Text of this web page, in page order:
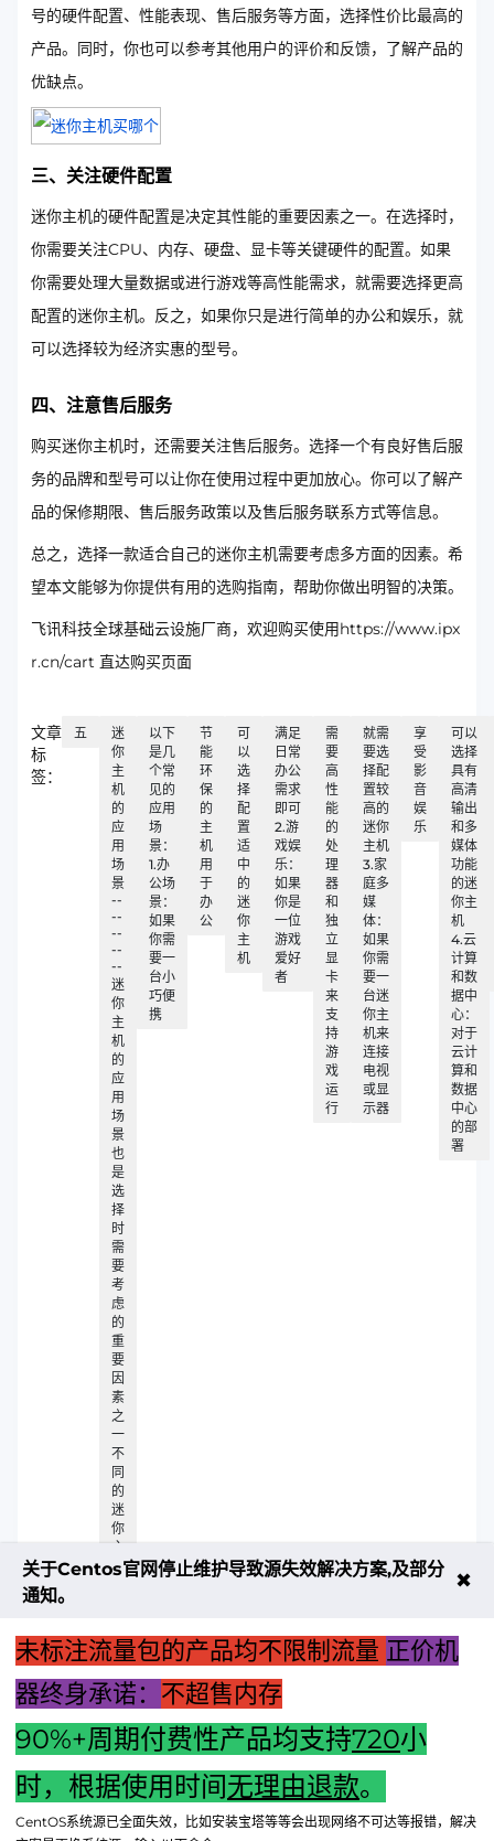
号的硬件配置、性能表现、售后服务等方面，选择性价比最高的
产品。同时，你也可以参考其他用户的评价和反馈，了解产品的
优缺点。
三、关注硬件配置
迷你主机的硬件配置是决定其性能的重要因素之一。在选择时，
你需要关注CPU、内存、硬盘、显卡等关键硬件的配置。如果
你需要处理大量数据或进行游戏等高性能需求，就需要选择更高
配置的迷你主机。反之，如果你只是进行简单的办公和娱乐，就
可以选择较为经济实惠的型号。
四、注意售后服务
购买迷你主机时，还需要关注售后服务。选择一个有良好售后服
务的品牌和型号可以让你在使用过程中更加放心。你可以了解产
品的保修期限、售后服务政策以及售后服务联系方式等信息。
总之，选择一款适合自己的迷你主机需要考虑多方面的因素。希
望本文能够为你提供有用的选购指南，帮助你做出明智的决策。
飞讯科技全球基础云设施厂商，欢迎购买使用https://www.ipx
r.cn/cart 直达购买页面
文章
标
签：
五
迷
你
主
机
的
应
用
场
景
--
--
--
--
--
迷
你
主
机
的
应
用
场
景
也
是
选
择
时
需
要
考
虑
的
重
要
因
素
之
一
不
同
的
迷
你
主
机
不
同
的
场
以下
是几
个常
见的
应用
场
景：
1.办
公场
景：
如果
你需
要一
台小
巧便
携
节
能
环
保
的
主
机
用
于
办
公
可
以
选
择
配
置
适
中
的
迷
你
主
机
满足
日常
办公
需求
即可
2.游
戏娱
乐：
如果
你是
一位
游戏
爱好
者
需
要
高
性
能
的
处
理
器
和
独
立
显
卡
来
支
持
游
戏
运
行
就需
要选
择配
置较
高的
迷你
主机
3.家
庭多
媒
体：
如果
你需
要一
台迷
你主
机来
连接
电视
或显
示器
享
受
影
音
娱
乐
可以
选择
具有
高清
输出
和多
媒体
功能
的迷
你主
机
4.云
计算
和数
据中
心：
对于
云计
算和
数据
中心
的部
署
下一篇：【主机散热方式：水冷还是普通？对比优劣助您选
择】
关于Centos官网停止维护导致源失效解决方案,及部分
通知。
✖
未标注流量包的产品均不限制流量 正价机
器终身承诺： 不超售内存
90%+周期付费性产品均支持720小
时，根据使用时间无理由退款。
CentOS系统源已全面失效，比如安装宝塔等等会出现网络不可达等报错，解决